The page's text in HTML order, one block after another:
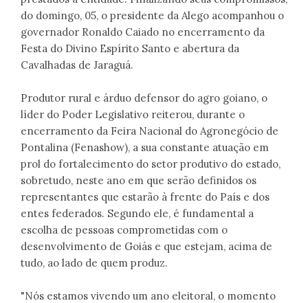
do domingo, 05, o presidente da Alego acompanhou o
governador Ronaldo Caiado no encerramento da
Festa do Divino Espírito Santo e abertura da
Cavalhadas de Jaraguá.
Produtor rural e árduo defensor do agro goiano, o
líder do Poder Legislativo reiterou, durante o
encerramento da Feira Nacional do Agronegócio de
Pontalina (Fenashow), a sua constante atuação em
prol do fortalecimento do setor produtivo do estado,
sobretudo, neste ano em que serão definidos os
representantes que estarão à frente do País e dos
entes federados. Segundo ele, é fundamental a
escolha de pessoas comprometidas com o
desenvolvimento de Goiás e que estejam, acima de
tudo, ao lado de quem produz.
"Nós estamos vivendo um ano eleitoral, o momento